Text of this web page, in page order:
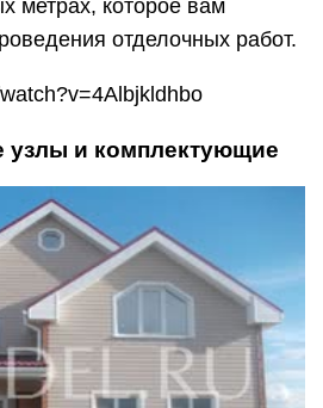
метрах, которое вам
отделочных работ.
узлы и комплектующие